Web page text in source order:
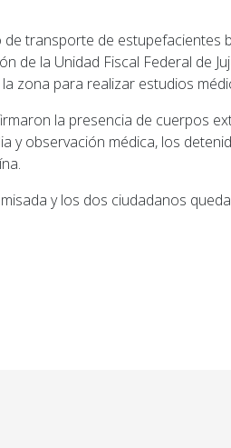
de transporte de estupefacientes
de la Unidad Fiscal Federal de
zona para realizar estudios
la presencia de cuerpos
y observación médica, los
y los dos ciudadanos
en la Formación